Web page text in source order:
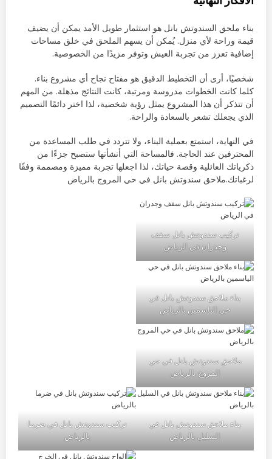
بناء ملحق السندوتش بانل هو استثمار طويل الأمد يمكن أن يضيف
قيمة وراحة لأي منزل. يُمكن أن يسهم الملحق في خلق مساحات
إضافية تعزز من تجربة العيش وتوفر مزيدًا من الخصوصية.
شخصيًا، أرى أن التخطيط الدقيق هو مفتاح نجاح أي مشروع بناء.
كلما كانت الخطوات مدروسة ومرتبة، كانت النتائج مذهلة. من المهم
أن تتذكر أن هذا المشروع يمثل رؤية شخصية، لذا اختر دائمًا التصميم
الذي يجعلك تشعر بالسعادة والراحة.
في النهاية، استمتع بعملية البناء، ولا تتردد في طلب المساعدة من
المحترفين عند الحاجة. فالمساحة التي أنشأتها ستصبح جزءًا من
ذكرياتك العائلية وقصة حياتك، لذا اجعلها تجربة مميزة ومصممة وفقًا
لرغباتك.ملاحق سندوتش بانل في حي المروج بالرياض
تركيب سندوتش بانل سقف
وجدران في الرياض
بناء ملاحق سندوتش بانل في
حي الياسمين بالرياض
ملاحق سندوتش بانل في حي
المروج بالرياض
بناء ملاحق سندوتش بانل في
السليل بالرياض
تركيب سندوتش بانل في ضرما
بالرياض